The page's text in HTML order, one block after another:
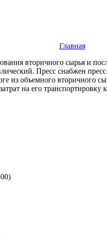
Главная-
вторичного сырья и
Пресс снабжен
из объемного вторичного
на его транспортировку